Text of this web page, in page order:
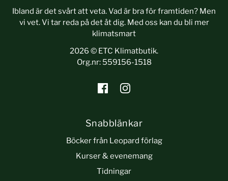
Ibland är det svårt att veta. Vad är bra för framtiden? Men
vi vet. Vi tar reda på det åt dig. Med oss kan du bli mer
klimatsmart
2026 © ETC Klimatbutik.
Org.nr: 559156-1518
Snabblänkar
Böcker från Leopard förlag
Kurser & evenemang
Tidningar